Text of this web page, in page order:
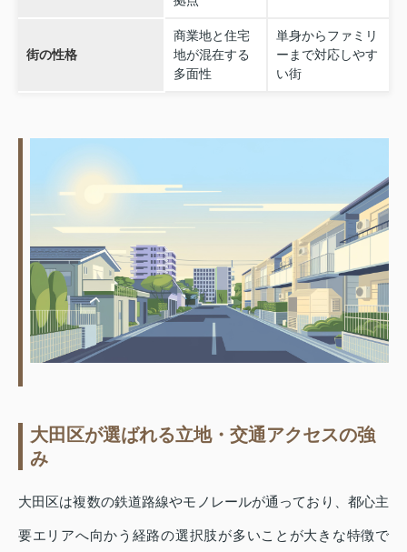
街の性格
商業地と住宅
地が混在する
多面性
単身からファミリ
ーまで対応しやす
い街
大田区が選ばれる立地・交通アクセスの強
み
大田区は複数の鉄道路線やモノレールが通っており、都心主
要エリアへ向かう経路の選択肢が多いことが大きな特徴で